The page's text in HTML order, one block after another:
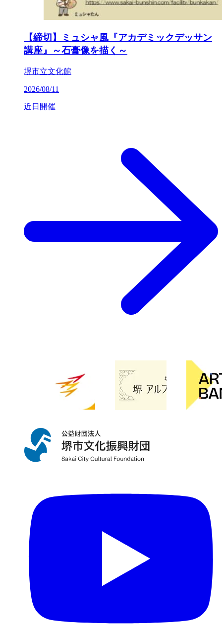
【締切】ミュシャ風『アカデミックデッサン
講座』～石膏像を描く～
堺市立文化館
2026/08/11
近日開催